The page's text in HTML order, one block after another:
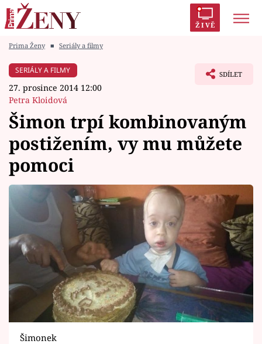
ŽIVĚ
Módní alarm
Témata
Celebrity
Vztahy
Seriály
Horoskopy
Sledujte prima+
Filmový festival Karlovy Vary
Prima Ženy ■ Seriály a filmy
SERIÁLY A FILMY
27. prosince 2014 12:00
Petra Kloidová
SDÍLET
Šimon trpí kombinovaným
postižením, vy mu můžete
pomoci
Šimonek